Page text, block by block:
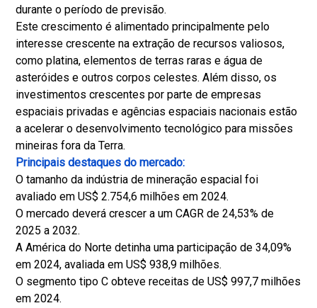
durante o período de previsão.
Este crescimento é alimentado principalmente pelo
interesse crescente na extração de recursos valiosos,
como platina, elementos de terras raras e água de
asteróides e outros corpos celestes. Além disso, os
investimentos crescentes por parte de empresas
espaciais privadas e agências espaciais nacionais estão
a acelerar o desenvolvimento tecnológico para missões
mineiras fora da Terra.
Principais destaques do mercado:
O tamanho da indústria de mineração espacial foi
avaliado em US$ 2.754,6 milhões em 2024.
O mercado deverá crescer a um CAGR de 24,53% de
2025 a 2032.
A América do Norte detinha uma participação de 34,09%
em 2024, avaliada em US$ 938,9 milhões.
O segmento tipo C obteve receitas de US$ 997,7 milhões
em 2024.